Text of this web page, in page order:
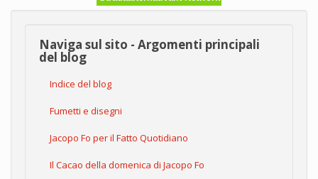
Naviga sul sito - Argomenti principali
del blog
Indice del blog
Fumetti e disegni
Jacopo Fo per il Fatto Quotidiano
Il Cacao della domenica di Jacopo Fo